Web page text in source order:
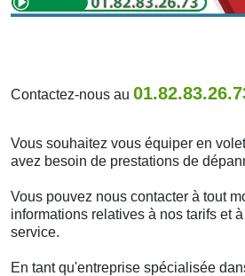
Contactez-nous au
Vous souhaitez vous équiper en
avez besoin de prestations de
Vous pouvez nous contacter à tout
informations relatives à nos tarifs et
service.
En tant qu'entreprise spécialisée